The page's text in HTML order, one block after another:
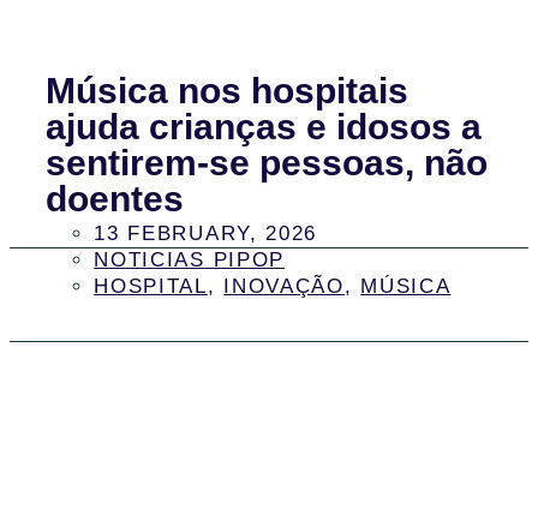
Música nos hospitais
ajuda crianças e idosos a
sentirem-se pessoas, não
doentes
13 FEBRUARY, 2026
NOTICIAS PIPOP
HOSPITAL, INOVAÇÃO, MÚSICA